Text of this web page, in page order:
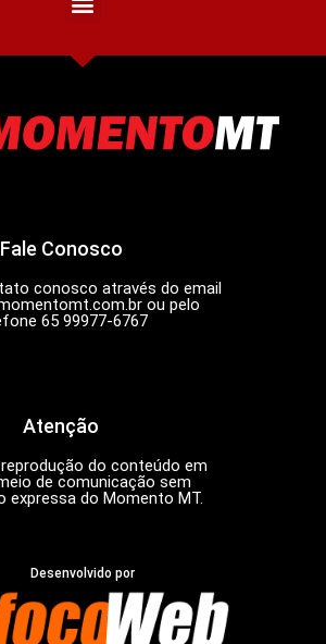
Fale Conosco
conosco através do email
ou pelo
65 99977-6767
Atenção
do conteúdo em
de comunicação sem
expressa do Momento MT.
Desenvolvido por